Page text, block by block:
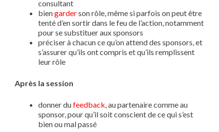
consultant
biengarderson rôle, même si parfois on peut être
tenté d’en sortir dans le feu de l’action, notamment
pour se substituer aux sponsors
préciser à chacun ce qu’on attend des sponsors, et
s’assurer qu’ils ont compris et qu’ils remplissent
leur rôle
Après la session
donner dufeedback, au partenaire comme au
sponsor, pour qu’il soit conscient de ce qui s’est
bien ou mal passé